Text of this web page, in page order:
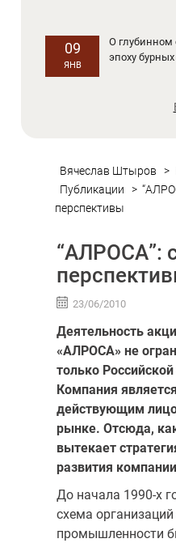
09
ЯНВ
О глубинном
эпоху
Вячеслав Штыров >
Публикации
>
перспективы
“АЛРОСА”:
23/06/2010
Деятельность
«АЛРОСА» не
только
Компания
действующим
рынке. Отсюда,
вытекает
развития
До начала 1990-х
схема
промышленности